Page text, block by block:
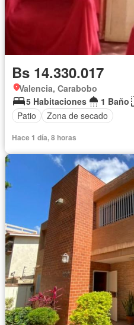
Bs 14.330.017
Valencia, Carabobo
5 Habitaciones
1 Baño
Patio
Zona de secado
Hace 1 día, 8 horas